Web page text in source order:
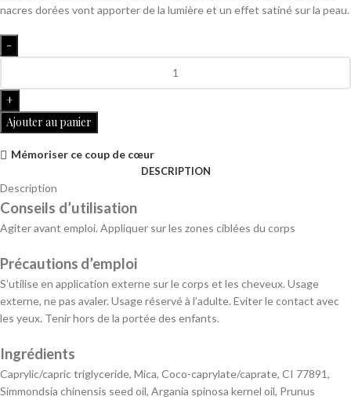
nacres dorées vont apporter de la lumière et un effet satiné sur la peau.
Ajouter au panier
Mémoriser ce coup de cœur
DESCRIPTION
Description
Conseils d’utilisation
Agiter avant emploi. Appliquer sur les zones ciblées du corps
Précautions d’emploi
S’utilise en application externe sur le corps et les cheveux. Usage
externe, ne pas avaler. Usage réservé à l’adulte. Eviter le contact avec
les yeux. Tenir hors de la portée des enfants.
Ingrédients
Caprylic/capric triglyceride, Mica, Coco-caprylate/caprate, CI 77891,
Simmondsia chinensis seed oil, Argania spinosa kernel oil, Prunus